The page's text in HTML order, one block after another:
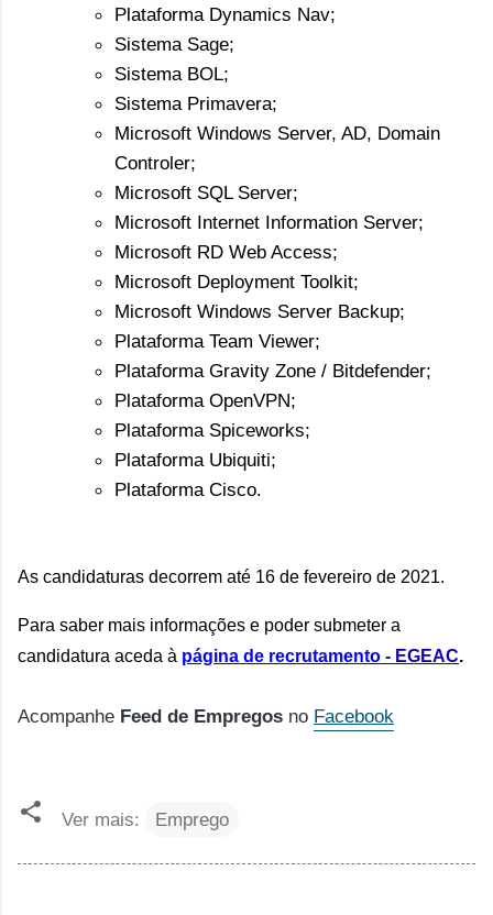
Plataforma Dynamics Nav;
Sistema Sage;
Sistema BOL;
Sistema Primavera;
Microsoft Windows Server, AD, Domain
Controler;
Microsoft SQL Server;
Microsoft Internet Information Server;
Microsoft RD Web Access;
Microsoft Deployment Toolkit;
Microsoft Windows Server Backup;
Plataforma Team Viewer;
Plataforma Gravity Zone / Bitdefender;
Plataforma OpenVPN;
Plataforma Spiceworks;
Plataforma Ubiquiti;
Plataforma Cisco.
As candidaturas decorrem até 16 de fevereiro de 2021.
Para saber mais informações e poder submeter a
candidatura aceda à página de recrutamento - EGEAC.
Acompanhe Feed de Empregos no Facebook
Ver mais: Emprego